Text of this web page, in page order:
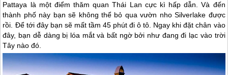
Pattaya là một điểm thăm quanThái Lan cực kì hấp dẫn. Và đến
thành phố này bạn sẽ không thể bỏ qua vườn nho Silverlake được
rồi. Để tới đây bạn sẽ mất tầm 45 phút đi ô tô. Ngay khi đặt chân vào
đây, bạn dễ dàng bị lóa mắt và bất ngờ bởi như đang đi lạc vào trời
Tây nào đó.